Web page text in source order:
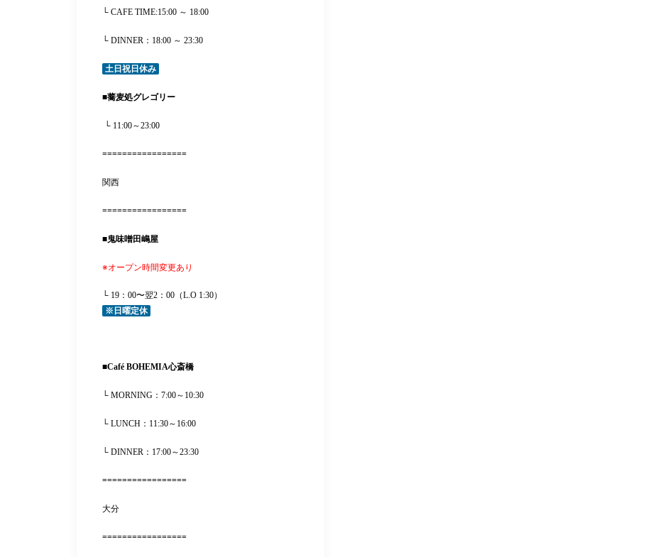
└ CAFE TIME:15:00 ～ 18:00
└ DINNER：18:00 ～ 23:30
土日祝日休み
■蕎麦処グレゴリー
└ 11:00～23:00
=================
関西
=================
■鬼味噌田嶋屋
※オープン時間変更あり
└ 19：00〜翌2：00（L.O 1:30）
※日曜定休
■Café BOHEMIA心斎橋
└ MORNING： 7:00～10:30
└ LUNCH： 11:30～16:00
└ DINNER：17:00～23:30
=================
大分
=================